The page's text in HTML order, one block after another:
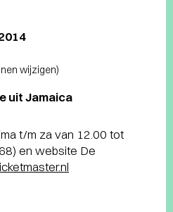
wijzigen)
uit Jamaica
t/m za van 12.00 tot
en website De